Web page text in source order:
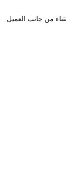
من جانب العميل